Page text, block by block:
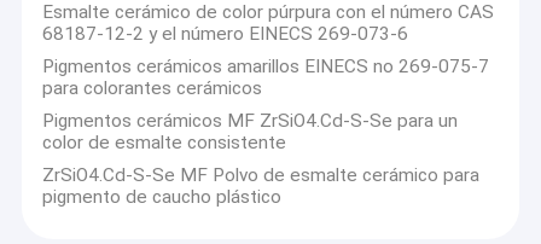
Esmalte cerámico de color púrpura con el número CAS
68187-12-2 y el número EINECS 269-073-6
Pigmentos cerámicos amarillos EINECS no 269-075-7
para colorantes cerámicos
Pigmentos cerámicos MF ZrSiO4.Cd-S-Se para un
color de esmalte consistente
ZrSiO4.Cd-S-Se MF Polvo de esmalte cerámico para
pigmento de caucho plástico